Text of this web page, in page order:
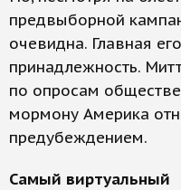
предвыборной
очевидна. Главная
принадлежность.
по опросам
мормону Америка
предубеждением.
Самый виртуальный